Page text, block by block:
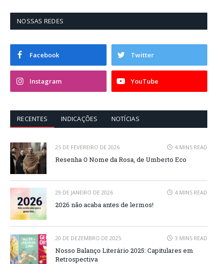
NOSSAS REDES
Facebook Twitter
Instagram YouTube
RECENTES INDICAÇÕES NOTÍCIAS
25 DE FEVEREIRO DE 2026 4 MINS READ
Resenha O Nome da Rosa, de Umberto Eco
29 DE JANEIRO DE 2026 4 MINS READ
2026 não acaba antes de lermos!
20 DE DEZEMBRO DE 2025 3 MINS READ
Nosso Balanço Literário 2025: Capitulares em
Retrospectiva